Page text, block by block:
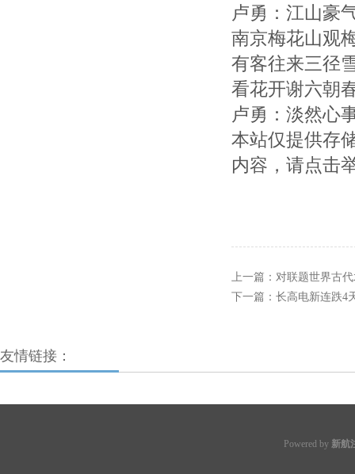
卢勇：江山豪
南京梅花山观
有客往来三径
看花开谢六朝
卢勇：淡然心
本站仅提供存
内容，请点击
上一篇： 对联题世界古
下一篇： 长高电新连跌4
友情链接：
Powered by 新航